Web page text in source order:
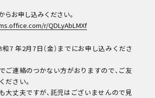
価
メントに対する方針
らお申し込みください。
r/QDLyAbLMXf
7 年2月7日（金）までにお申し込みくださ
ご連絡のつかない方がおりますので、ご友
ださい。
大丈夫ですが、託児はございませんので見